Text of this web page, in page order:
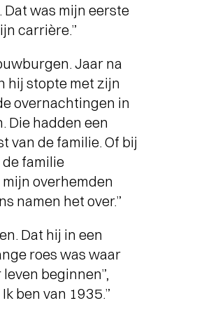
Interview
CONNOR
OVER RAGING
AGAINST VARIOUS
- Raven voor het leven
Dat was mijn eerste
carrière.”
Jaar na
hij stopte met zijn
overnachtingen in
Die hadden een
van de familie. Of bij
de familie
overhemden
namen het over.”
Dat hij in een
roes was waar
beginnen”,
ben van 1935.”